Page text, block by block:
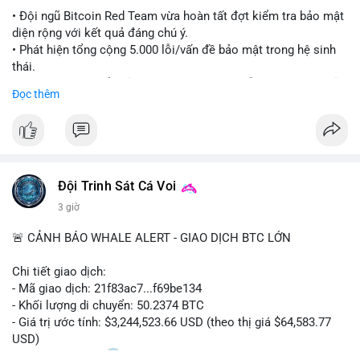
• Đội ngũ Bitcoin Red Team vừa hoàn tất đợt kiểm tra bảo mật
diện rộng với kết quả đáng chú ý.
• Phát hiện tổng cộng 5.000 lỗi/vấn đề bảo mật trong hệ sinh
thái.
ro bảo mật đang bủa vây người dùng trong giai đoạn này.
#bitcoin #cryptosecurity #btc
#vlikevn #titanbot
📰 Nguồn: Cointelegraph
Đọc thêm
Đội Trinh Sát Cá Voi
3 giờ
🚨 CẢNH BÁO WHALE ALERT - GIAO DỊCH BTC LỚN
Chi tiết giao dịch:
- Mã giao dịch: 21f83ac7...f69be134
- Khối lượng di chuyển: 50.2374 BTC
- Giá trị ước tính: $3,244,523.66 USD (theo thị giá $64,583.77
USD)